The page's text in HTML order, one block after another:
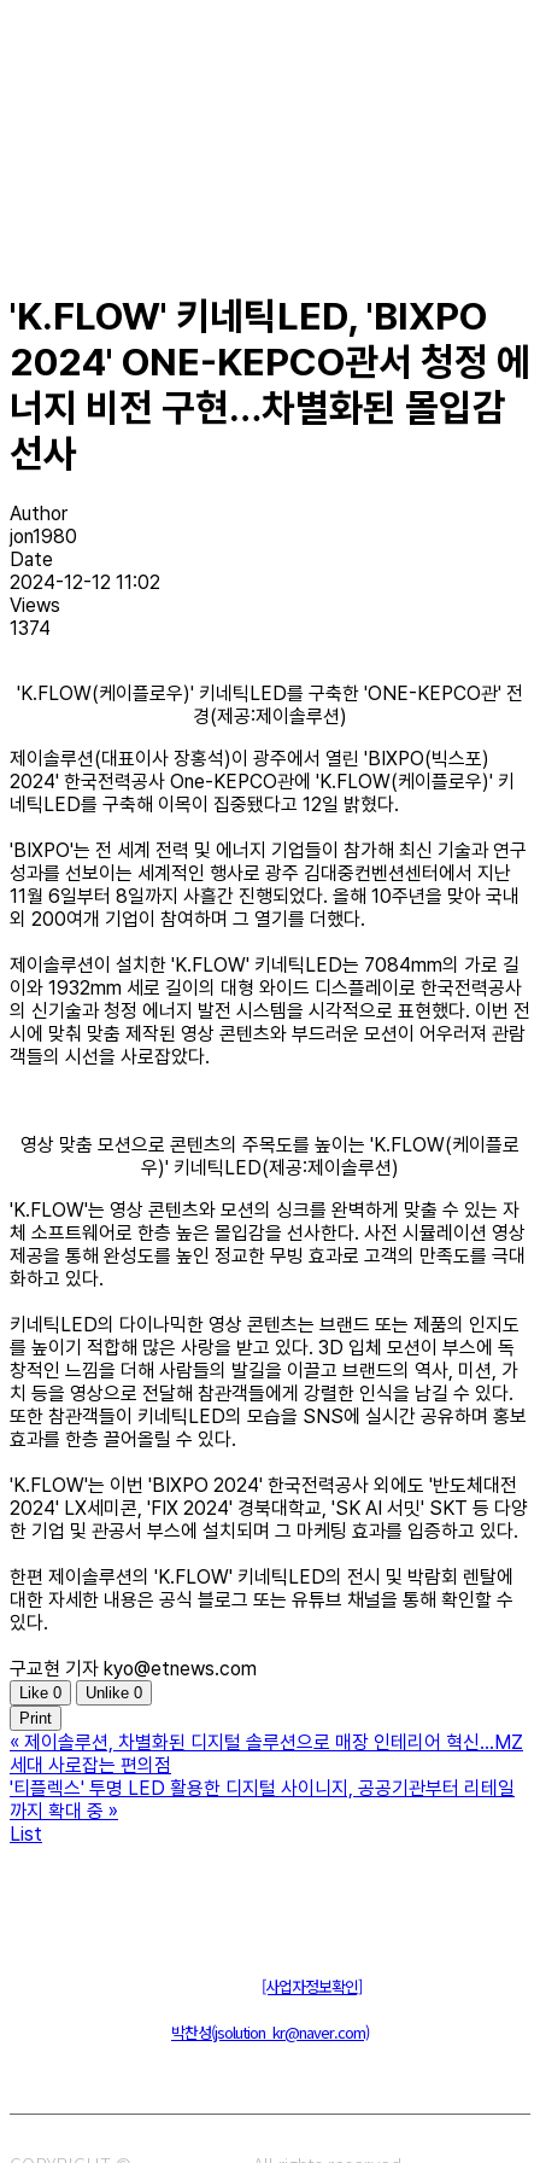
'K.FLOW' 키네틱LED, 'BIXPO
2024' ONE-KEPCO관서 청정 에
너지 비전 구현…차별화된 몰입감
선사
Author
jon1980
Date
2024-12-12 11:02
Views
1374
'K.FLOW(케이플로우)' 키네틱LED를 구축한 'ONE-KEPCO관' 전
경(제공:제이솔루션)
제이솔루션(대표이사 장홍석)이 광주에서 열린 'BIXPO(빅스포)
2024' 한국전력공사 One-KEPCO관에 'K.FLOW(케이플로우)' 키
네틱LED를 구축해 이목이 집중됐다고 12일 밝혔다.
'BIXPO'는 전 세계 전력 및 에너지 기업들이 참가해 최신 기술과 연구
성과를 선보이는 세계적인 행사로 광주 김대중컨벤션센터에서 지난
11월 6일부터 8일까지 사흘간 진행되었다. 올해 10주년을 맞아 국내
외 200여개 기업이 참여하며 그 열기를 더했다.
제이솔루션이 설치한 'K.FLOW' 키네틱LED는 7084mm의 가로 길
이와 1932mm 세로 길이의 대형 와이드 디스플레이로 한국전력공사
의 신기술과 청정 에너지 발전 시스템을 시각적으로 표현했다. 이번 전
시에 맞춰 맞춤 제작된 영상 콘텐츠와 부드러운 모션이 어우러져 관람
객들의 시선을 사로잡았다.
영상 맞춤 모션으로 콘텐츠의 주목도를 높이는 'K.FLOW(케이플로
우)' 키네틱LED(제공:제이솔루션)
'K.FLOW'는 영상 콘텐츠와 모션의 싱크를 완벽하게 맞출 수 있는 자
체 소프트웨어로 한층 높은 몰입감을 선사한다. 사전 시뮬레이션 영상
제공을 통해 완성도를 높인 정교한 무빙 효과로 고객의 만족도를 극대
화하고 있다.
키네틱LED의 다이나믹한 영상 콘텐츠는 브랜드 또는 제품의 인지도
를 높이기 적합해 많은 사랑을 받고 있다. 3D 입체 모션이 부스에 독
창적인 느낌을 더해 사람들의 발길을 이끌고 브랜드의 역사, 미션, 가
치 등을 영상으로 전달해 참관객들에게 강렬한 인식을 남길 수 있다.
또한 참관객들이 키네틱LED의 모습을 SNS에 실시간 공유하며 홍보
효과를 한층 끌어올릴 수 있다.
'K.FLOW'는 이번 'BIXPO 2024' 한국전력공사 외에도 '반도체대전
2024' LX세미콘, 'FIX 2024' 경북대학교, 'SK AI 서밋' SKT 등 다양
한 기업 및 관공서 부스에 설치되며 그 마케팅 효과를 입증하고 있다.
한편 제이솔루션의 'K.FLOW' 키네틱LED의 전시 및 박람회 렌탈에
대한 자세한 내용은 공식 블로그 또는 유튜브 채널을 통해 확인할 수
있다.
구교현 기자 kyo@etnews.com
Like 0 Unlike 0
Print
« 제이솔루션, 차별화된 디지털 솔루션으로 매장 인테리어 혁신…MZ
세대 사로잡는 편의점
'티플렉스' 투명 LED 활용한 디지털 사이니지, 공공기관부터 리테일
까지 확대 중 »
List
[사업자정보확인]
박찬성(jsolution_kr@naver.com)